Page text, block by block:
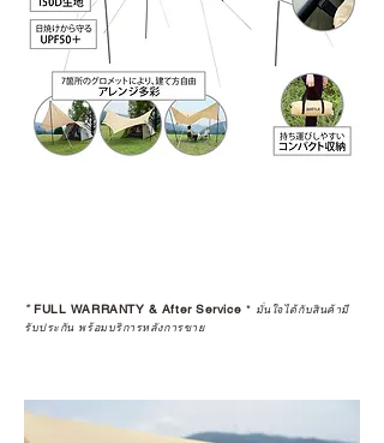
*FULL WARRANTY & After Service * มั่นใจได้กับสินค้ามี
รับประกัน พร้อมบริการหลังการขาย